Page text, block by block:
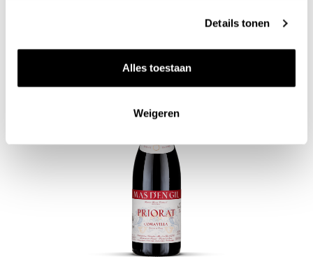
Details tonen
Alles toestaan
Weigeren